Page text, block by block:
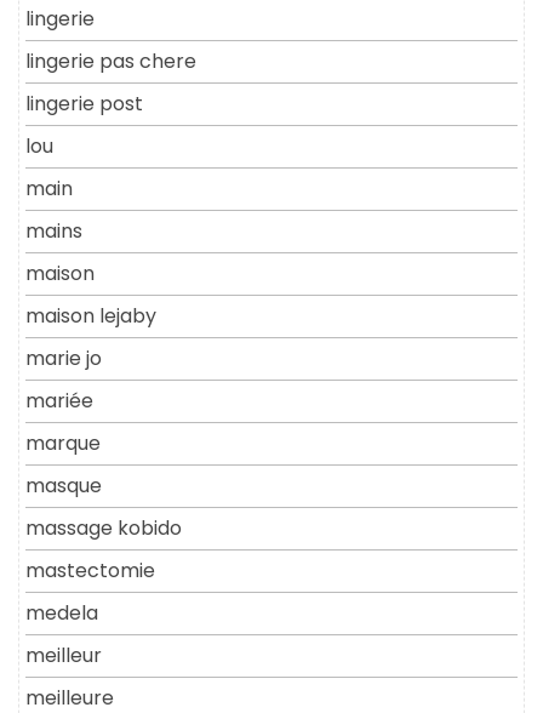
lingerie
lingerie pas chere
lingerie post
lou
main
mains
maison
maison lejaby
marie jo
mariée
marque
masque
massage kobido
mastectomie
medela
meilleur
meilleure